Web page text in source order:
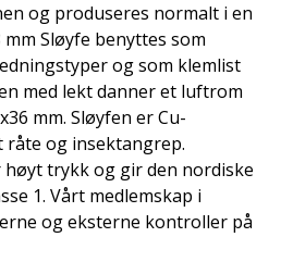
og produseres normalt i en
Sløyfe benyttes som
og som klemlist
med lekt danner et luftrom
mm. Sløyfen er Cu-
og insektangrep.
trykk og gir den nordiske
1. Vårt medlemskap i
og eksterne kontroller på